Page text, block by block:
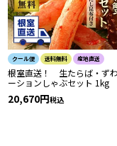
クール便 送料無料 産地直送
根室直送！ 生たらば・ず
ーションしゃぶセット 1kg
20,670 税込